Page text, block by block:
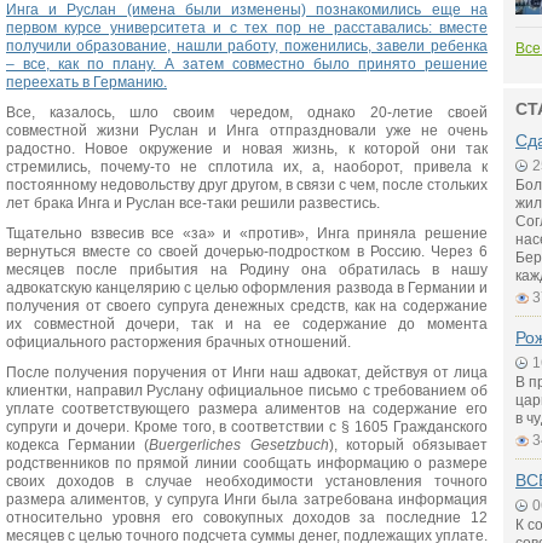
Инга и Руслан (имена были изменены) познакомились еще на
первом курсе университета и с тех пор не расставались: вместе
получили образование, нашли работу, поженились, завели ребенка
– все, как по плану. А затем совместно было принято решение
переехать в Германию.
Все, казалось, шло своим чередом, однако 20-летие своей
совместной жизни Руслан и Инга отпраздновали уже не очень
радостно. Новое окружение и новая жизнь, к которой они так
стремились, почему-то не сплотила их, а, наоборот, привела к
постоянному недовольству друг другом, в связи с чем, после стольких
лет брака Инга и Руслан все-таки решили развестись.
Тщательно взвесив все «за» и «против», Инга приняла решение
вернуться вместе со своей дочерью-подростком в Россию. Через 6
месяцев после прибытия на Родину она обратилась в нашу
адвокатскую канцелярию с целью оформления развода в Германии и
получения от своего супруга денежных средств, как на содержание
их совместной дочери, так и на ее содержание до момента
официального расторжения брачных отношений.
После получения поручения от Инги наш адвокат, действуя от лица
клиентки, направил Руслану официальное письмо с требованием об
уплате соответствующего размера алиментов на содержание его
супруги и дочери. Кроме того, в соответствии с § 1605 Гражданского
кодекса Германии (Buergerliches Gesetzbuch), который обязывает
родственников по прямой линии сообщать информацию о размере
своих доходов в случае необходимости установления точного
размера алиментов, у супруга Инги была затребована информация
относительно уровня его совокупных доходов за последние 12
месяцев с целью точного подсчета суммы денег, подлежащих уплате.
В
в
К